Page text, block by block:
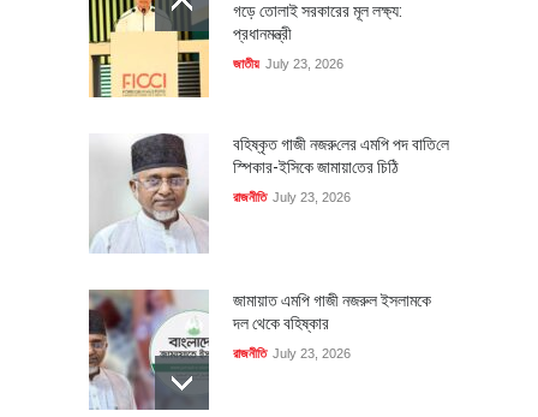
গড়ে তোলাই সরকারের মূল লক্ষ্য:
প্রধানমন্ত্রী
জাতীয় July 23, 2026
বহিষ্কৃত গাজী নজরু‌লের এম‌পি পদ বা‌তি‌লে
স্পিকার-ইসিকে জামায়া‌তের চি‌ঠি
রাজনীতি July 23, 2026
জামায়াত এমপি গাজী নজরুল ইসলামকে
দল থেকে বহিষ্কার
রাজনীতি July 23, 2026